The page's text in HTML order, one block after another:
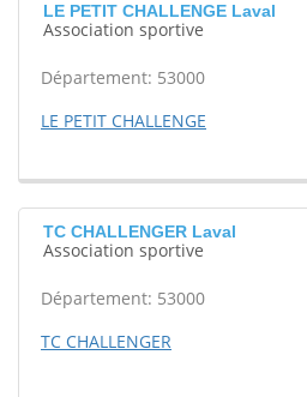
LE PETIT CHALLENGE Laval
Association sportive
Département: 53000
LE PETIT CHALLENGE
TC CHALLENGER Laval
Association sportive
Département: 53000
TC CHALLENGER